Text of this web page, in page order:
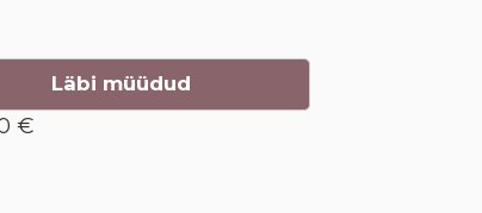
Läbi müüdud
€